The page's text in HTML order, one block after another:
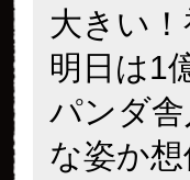
大きい
明日は1
パンダ
な姿か